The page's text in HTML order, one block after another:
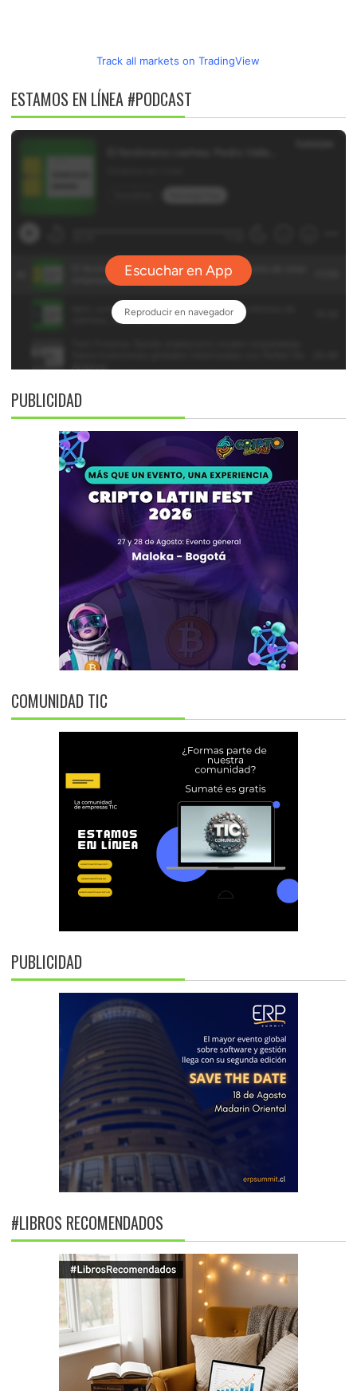
Track all markets on TradingView
ESTAMOS EN LÍNEA #PODCAST
PUBLICIDAD
COMUNIDAD TIC
PUBLICIDAD
#LIBROS RECOMENDADOS